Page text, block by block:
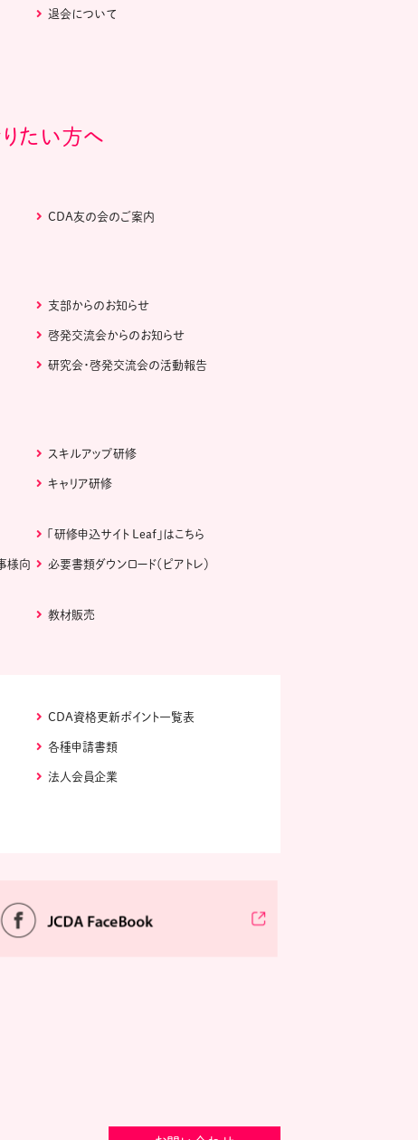
退会について
たい方へ
CDA友の会のご案内
支部からのお知らせ
啓発交流会からのお知らせ
研究会・啓発交流会の活動報告
スキルアップ研修
キャリア研修
「研修申込サイト Leaf」はこちら
様向
必要書類ダウンロード（ピアトレ）
教材販売
CDA資格更新ポイント一覧表
各種申請書類
法人会員企業